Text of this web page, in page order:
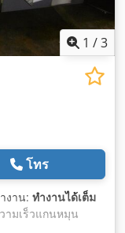
1 /3
โทร
งาน: ทำงานได้เต็ม
ามเร็วแกนหมุน